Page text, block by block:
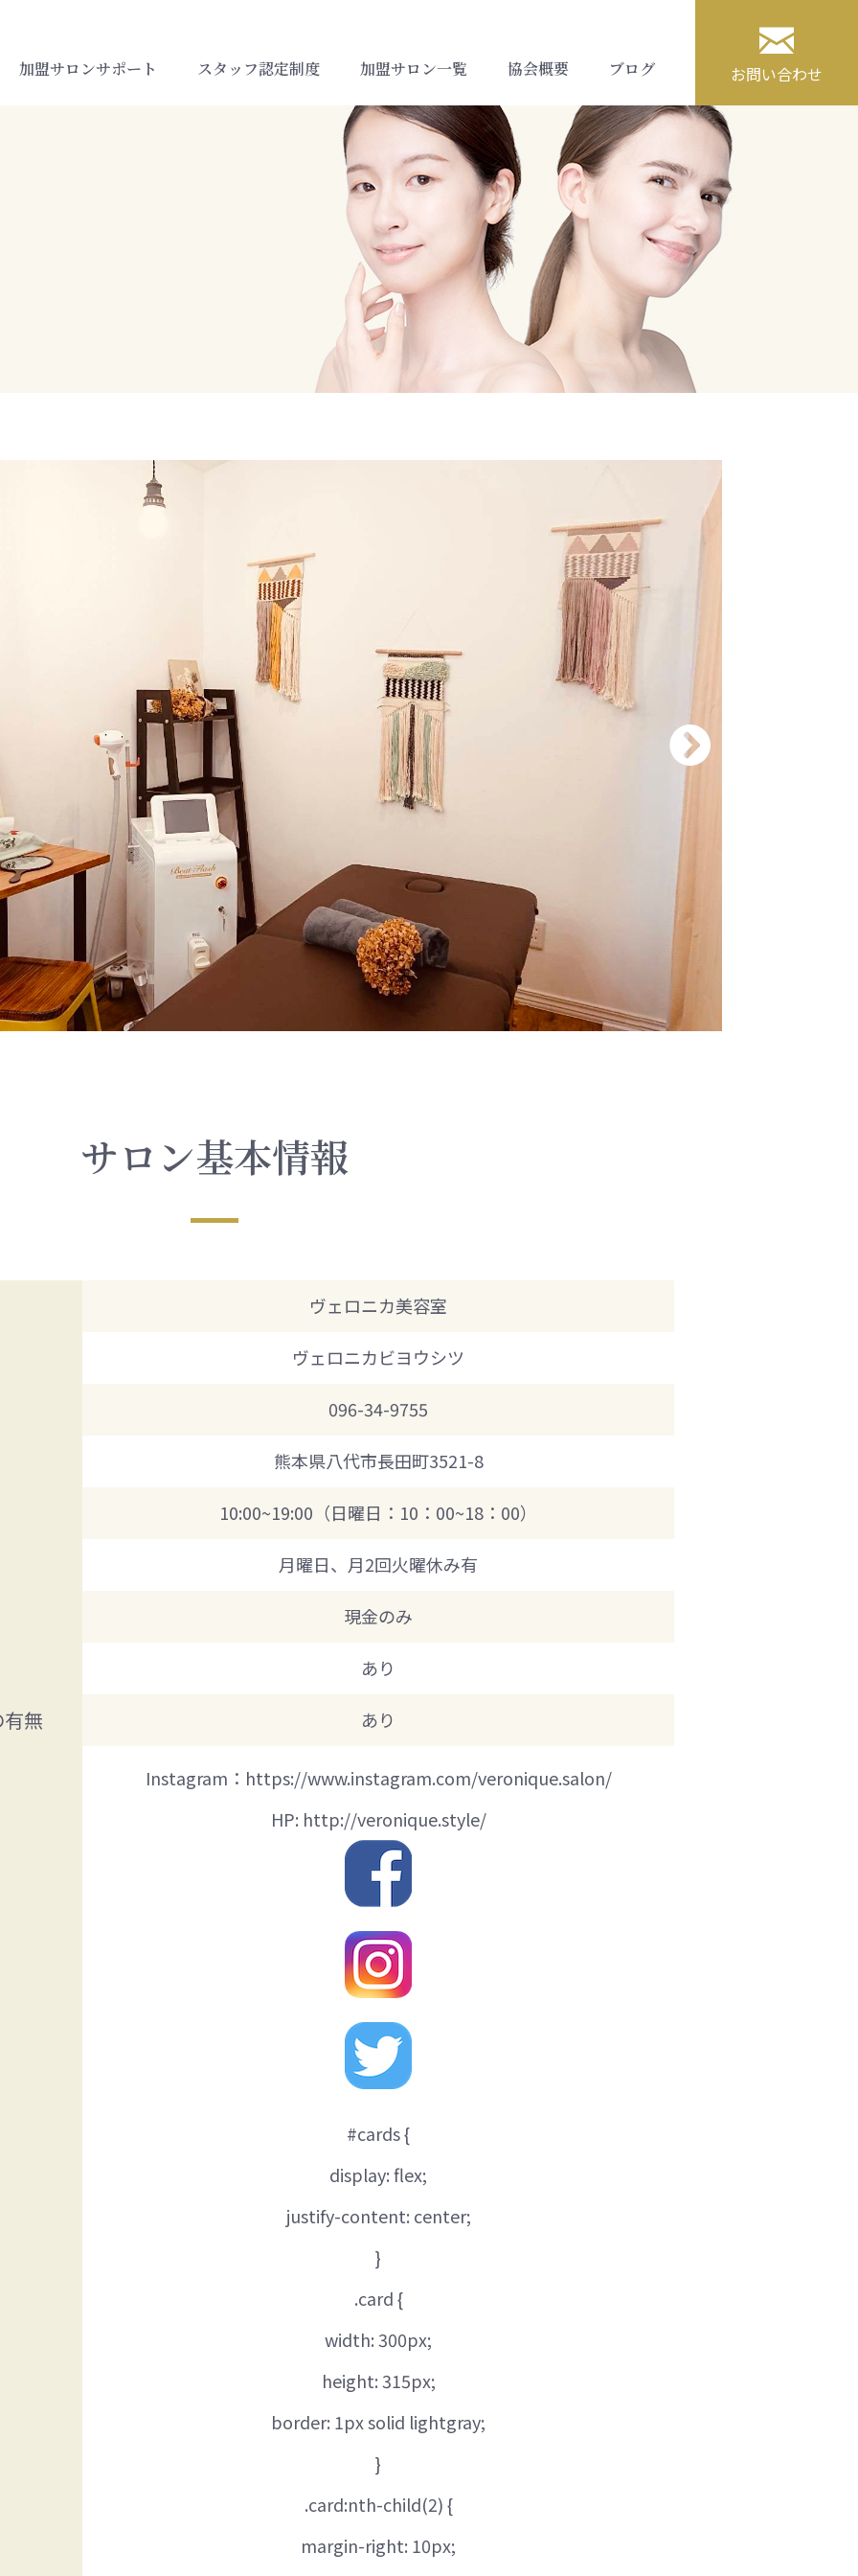
加盟サロンサポート スタッフ認定制度 加盟サロン一覧 協会概要 ブログ

お問い合わせ
サロン基本情報
ヴェロニカ美容室
ヴェロニカビヨウシツ
096-34-9755
熊本県八代市長田町3521-8
10:00~19:00（日曜日：10：00~18：00）
月曜日、月2回火曜休み有
現金のみ
あり
無 あり
Instagram：https://www.instagram.com/veronique.salon/
HP: http://veronique.style/
#cards {
display: flex;
justify-content: center;
}
.card {
width: 300px;
height: 315px;
border: 1px solid lightgray;
}
.card:nth-child(2) {
margin-right: 10px;